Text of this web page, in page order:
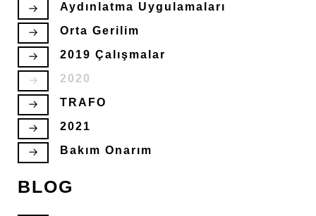
Aydınlatma Uygulamaları
Orta Gerilim
2019 Çalışmalar
2020
TRAFO
2021
Bakım Onarım
BLOG